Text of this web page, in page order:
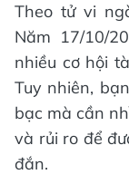
Theo tử vi
Năm 17/10/
nhiều cơ hội
Tuy nhiên,
bạc mà cần
và rủi ro để
đắn.